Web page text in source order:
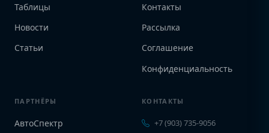
Таблицы
Новости
Статьи
Контакты
Рассылка
Соглашение
Конфиденциальность
ПАРТНЁРЫ
АвтоСпектр
КОНТАКТЫ
+7 (903) 735-9056